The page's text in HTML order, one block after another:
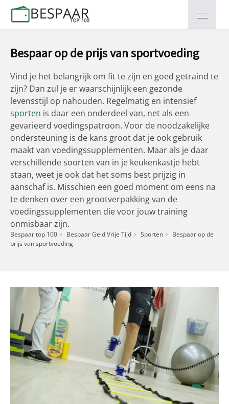
Bespaar op de prijs van sportvoeding
Vind je het belangrijk om fit te zijn en goed getraind te
zijn? Dan zul je er waarschijnlijk een gezonde
levensstijl op nahouden. Regelmatig en intensief
sporten is daar een onderdeel van, net als een
gevarieerd voedingspatroon. Voor de noodzakelijke
ondersteuning is de kans groot dat je ook gebruik
maakt van voedingssupplementen. Maar als je daar
verschillende soorten van in je keukenkastje hebt
staan, weet je ook dat het soms best prijzig in
aanschaf is. Misschien een goed moment om eens na
te denken over een grootverpakking van de
voedingssupplementen die voor jouw training
onmisbaar zijn.
Bespaar top 100 Bespaar Geld Vrije Tijd Sporten
Bespaar op de
prijs van sportvoeding